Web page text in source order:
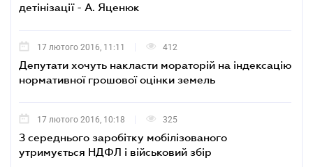
детінізації - А. Яценюк
17 лютого 2016, 11:11 412
Депутати хочуть накласти мораторій на індексацію
нормативної грошової оцінки земель
17 лютого 2016, 10:18 325
З середнього заробітку мобілізованого
утримується НДФЛ і військовий збір